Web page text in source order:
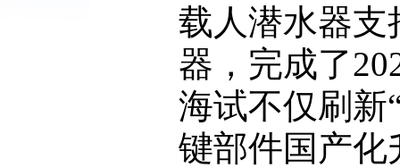
载人潜水器支
器，完成了
海试不仅刷新
键部件国产化